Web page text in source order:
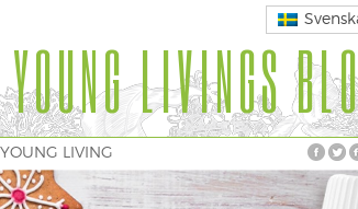
YOUNG LIVINGS
YOUNG LIVING